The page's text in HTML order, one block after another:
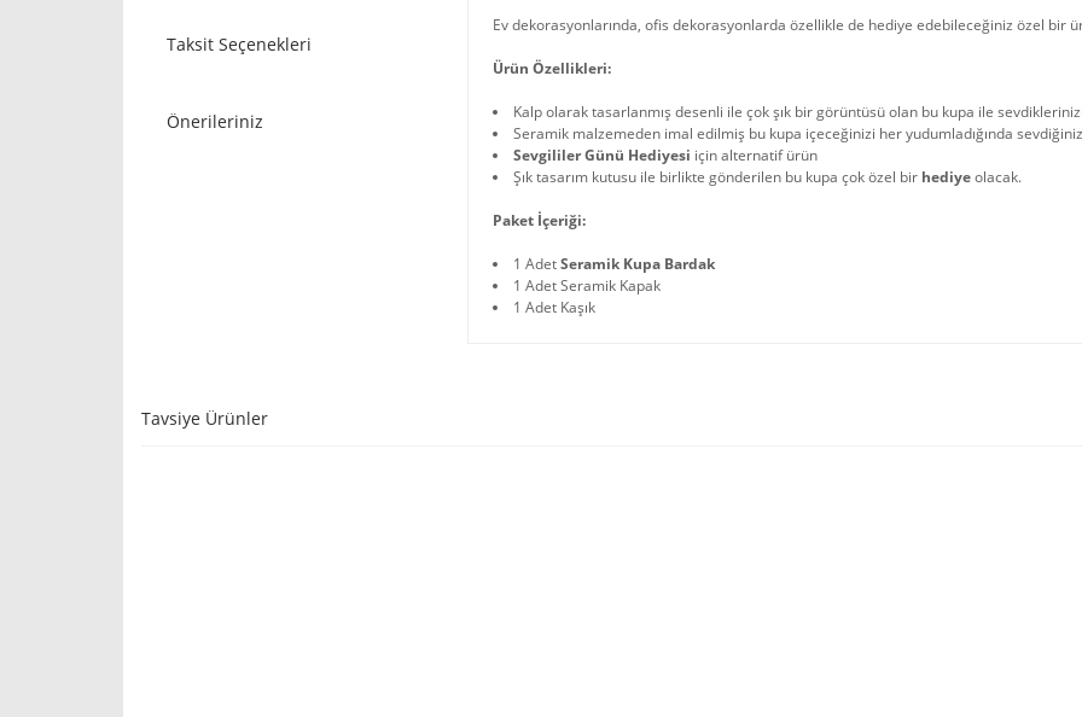
Taksit Seçenekleri
Önerileriniz
Ev dekorasyonlarında, ofis dekorasyonlarda özellikle de hediye edebileceğiniz özel bir
Ürün Özellikleri:
Kalp olarak tasarlanmış desenli ile çok şık bir görüntüsü olan bu kupa ile
Seramik malzemeden imal edilmiş bu kupa içeceğinizi her yudumladığında
Sevgililer Günü Hediyesi için alternatif ürün
Şık tasarım kutusu ile birlikte gönderilen bu kupa çok özel bir hediyeolacak.
Paket İçeriği:
1 AdetSeramik Kupa Bardak
1 Adet Seramik Kapak
1 Adet Kaşık
Tavsiye Ürünler